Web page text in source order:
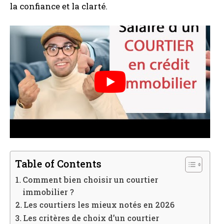
la confiance et la clarté.
Table of Contents
Comment bien choisir un courtier
immobilier ?
Les courtiers les mieux notés en 2026
Les critères de choix d’un courtier